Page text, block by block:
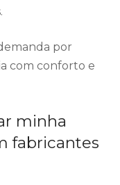
por
com conforto e
minha
fabricantes